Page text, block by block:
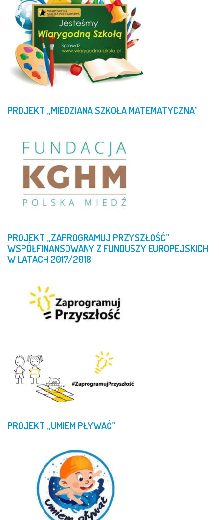
PROJEKT „MIEDZIANASZKOŁAMATEMATYCZNA”
PROJEKT „ZAPROGRAMUJ PRZYSZŁOŚĆ”
WSPÓŁFINANSOWANYZ FUNDUSZYEUROPEJSKICH
WLATACH2017/2018
PROJEKT „UMIEMPŁYWAĆ”